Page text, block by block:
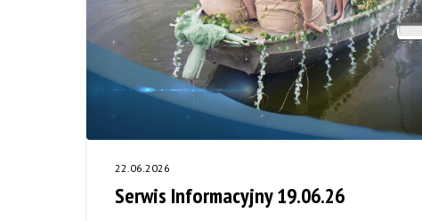
22.06.2026
Serwis Informacyjny 19.06.26